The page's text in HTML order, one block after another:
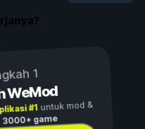
1
WeMod
#1untuk mod &
3000+ game